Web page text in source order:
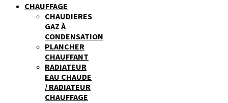
CHAUFFAGE
CHAUDIERES
GAZ À
CONDENSATION
PLANCHER
CHAUFFANT
RADIATEUR
EAU CHAUDE
/ RADIATEUR
CHAUFFAGE